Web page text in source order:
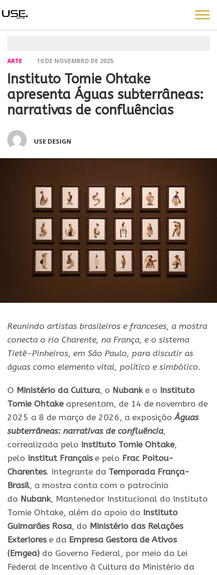
ARTE 10 DE NOVEMBRO DE 2025
Instituto Tomie Ohtake
apresenta Águas subterrâneas:
narrativas de confluências
USE DESIGN
Reunindo artistas brasileiros e franceses, a mostra
conecta o rio Charente, na França, e o sistema
Tietê-Pinheiros, em São Paulo, para discutir as
águas como elemento vital, político e simbólico.
O Ministério da Cultura, o Nubank e o Instituto
Tomie Ohtakeapresentam, de 14 de novembro de
2025 a 8 de março de 2026, a exposiçãoÁguas
subterrâneas: narrativas de confluência,
correalizada pelo Instituto Tomie Ohtake,
pelo Institut Française pelo Frac Poitou-
Charentes. Integrante da Temporada França-
Brasil, a mostra conta com o patrocínio
do Nubank, Mantenedor Institucional do Instituto
Tomie Ohtake, além do apoio do Instituto
Guimarães Rosa, do Ministério das Relações
Exteriorese da Empresa Gestora de Ativos
(Emgea) do Governo Federal, por meio da Lei
Federal de Incentivo à Cultura do Ministério da